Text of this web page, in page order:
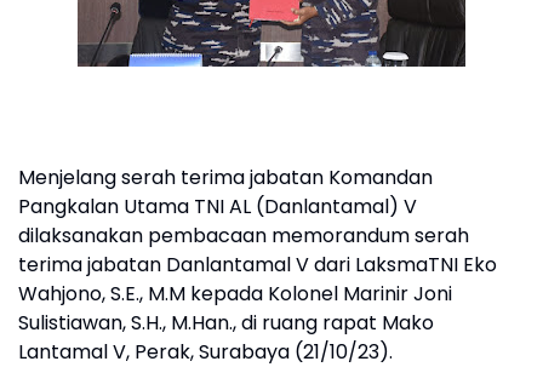
Menjelang serah terima jabatan Komandan
Pangkalan Utama TNI AL (Danlantamal) V
dilaksanakan pembacaan memorandum serah
terima jabatan Danlantamal V dari LaksmaTNI Eko
Wahjono, S.E., M.M kepada Kolonel Marinir Joni
Sulistiawan, S.H., M.Han., di ruang rapat Mako
Lantamal V, Perak, Surabaya (21/10/23).